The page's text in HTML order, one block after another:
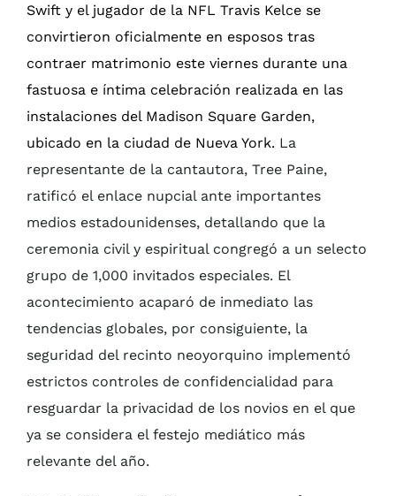
Swift y el jugador de la NFL Travis Kelce se
convirtieron oficialmente en esposos tras
contraer matrimonio este viernes durante una
fastuosa e íntima celebración realizada en las
instalaciones del Madison Square Garden,
ubicado en la ciudad de Nueva York. La
representante de la cantautora, Tree Paine,
ratificó el enlace nupcial ante importantes
medios estadounidenses, detallando que la
ceremonia civil y espiritual congregó a un selecto
grupo de 1,000 invitados especiales. El
acontecimiento acaparó de inmediato las
tendencias globales, por consiguiente, la
seguridad del recinto neoyorquino implementó
estrictos controles de confidencialidad para
resguardar la privacidad de los novios en el que
ya se considera el festejo mediático más
relevante del año.